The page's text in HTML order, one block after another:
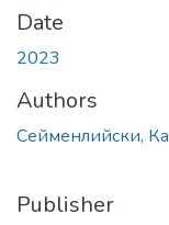
Date
2023
Authors
Сейменлийски,
Publisher